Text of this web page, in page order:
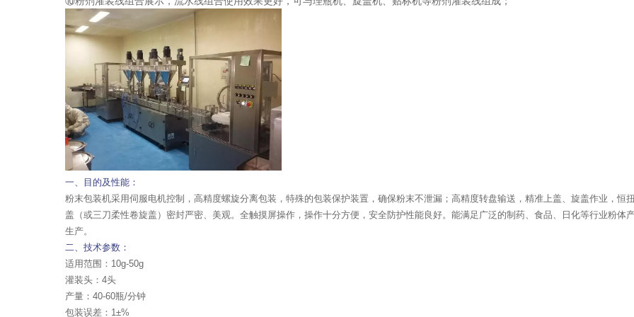
一、目的及性能：
粉末包装机采用伺服电机控制，高精度螺旋分离包装，特殊的包装保护装置，确保粉末不泄漏；高精度转盘输送，精准上盖、旋盖作业，恒
盖（或三刀柔性卷旋盖）密封严密、美观。全触摸屏操作，操作十分方便，安全防护性能良好。能满足广泛的制药、食品、日化等行业粉体
生产。
二、技术参数：
适用范围：10g-50g
灌装头：4头
产量：40-60瓶/分钟
包装误差：1±%